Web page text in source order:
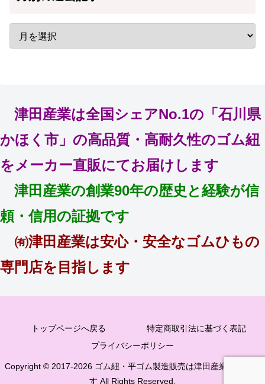
津田産業は全国シェアNo.1の「石川県
かほく市」の高品質・高耐久性のゴム紐
をメーカー直販にてお届けします
津田産業の創業90年の歴史と経験が信
頼・信用の証拠です
㈲津田産業は安心・安全なゴムひもの
専門店を目指します
トップページへ戻る
特定商取引法に基づく表記
プライバシーポリシー
Copyright © 2017-2026 ゴム紐・平ゴム製造販売は津田産業直販部で
す All Rights Reserved.